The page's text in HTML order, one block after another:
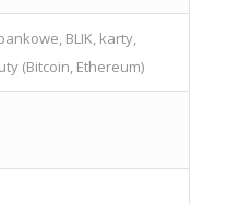
BLIK, karty,
(Bitcoin, Ethereum)